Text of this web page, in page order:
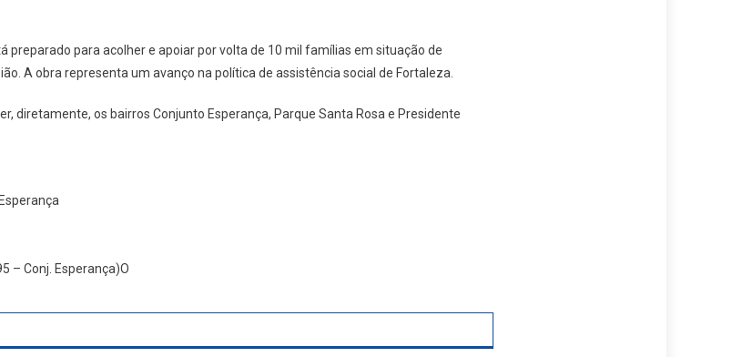
para acolher e apoiar por volta de 10 mil famílias em situação de
A obra representa um avanço na política de assistência social de Fortaleza.
diretamente, os bairros Conjunto Esperança, Parque Santa Rosa e Presidente
– Conj. Esperança)O